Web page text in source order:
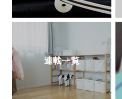
連載一覧